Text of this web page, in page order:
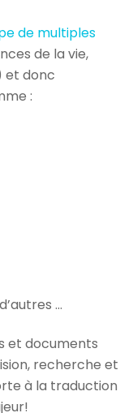
de multiples
de la vie,
et donc
:
…
et documents
recherche et
à la traduction